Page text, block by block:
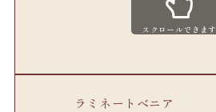
スクロールできます
ラミネートベニア